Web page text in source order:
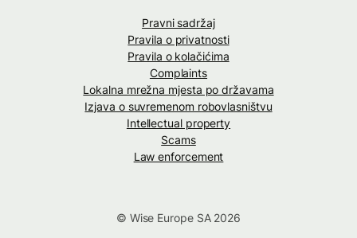
Pravni sadržaj
Pravila o privatnosti
Pravila o kolačićima
Complaints
Lokalna mrežna mjesta po državama
Izjava o suvremenom robovlasništvu
Intellectual property
Scams
Law enforcement
© Wise Europe SA 2026